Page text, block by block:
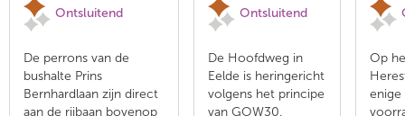
Ontsluitend
De perrons van de
bushalte Prins
Bernhardlaan zijn direct
aan de rijbaan bovenop
Ontsluitend
De Hoofdweg in
Eelde is heringericht
volgens het principe
van GOW30.
Op
enige